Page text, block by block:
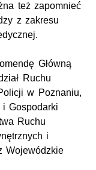
też zapomnieć
z zakresu
Główną
Ruchu
w Poznaniu,
Gospodarki
Ruchu
i
Wojewódzkie